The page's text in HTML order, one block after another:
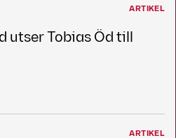
ARTIKEL
utser Tobias Öd till
ARTIKEL